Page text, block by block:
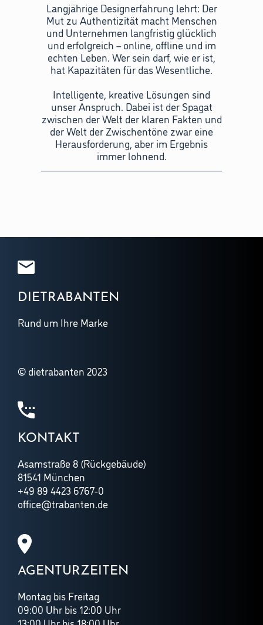
Langjährige Designerfahrung lehrt: Der
Mut zu Authentizität macht Menschen
und Unternehmen langfristig glücklich
und erfolgreich – online, offline und im
echten Leben. Wer sein darf, wie er ist,
hat Kapazitäten für das Wesentliche.
Intelligente, kreative Lösungen sind
unser Anspruch. Dabei ist der Spagat
zwischen der Welt der klaren Fakten und
der Welt der Zwischentöne zwar eine
Herausforderung, aber im Ergebnis
immer lohnend.
DIETRABANTEN
Rund um Ihre Marke
© dietrabanten 2023
KONTAKT
Asamstraße 8 (Rückgebäude)
81541 München
+49 89 4423 6767-0
office@trabanten.de
AGENTURZEITEN
Montag bis Freitag
09:00 Uhr bis 12:00 Uhr